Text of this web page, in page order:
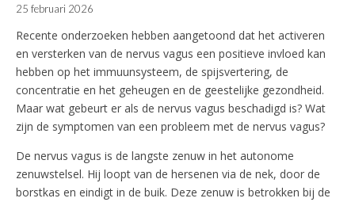
25 februari 2026
Recente onderzoeken hebben aangetoond dat het activeren
en versterken van de nervus vagus een positieve invloed kan
hebben op het immuunsysteem, de spijsvertering, de
concentratie en het geheugen en de geestelijke gezondheid.
Maar wat gebeurt er als de nervus vagus beschadigd is? Wat
zijn de symptomen van een probleem met de nervus vagus?
De nervus vagus is de langste zenuw in het autonome
zenuwstelsel. Hij loopt van de hersenen via de nek, door de
borstkas en eindigt in de buik. Deze zenuw is betrokken bij de